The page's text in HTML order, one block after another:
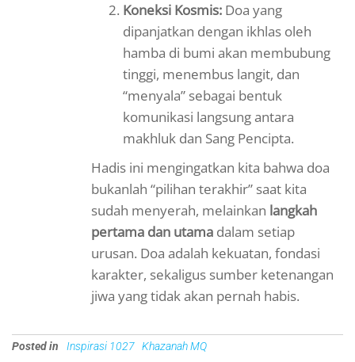
Koneksi Kosmis: Doa yang
dipanjatkan dengan ikhlas oleh
hamba di bumi akan membubung
tinggi, menembus langit, dan
“menyala” sebagai bentuk
komunikasi langsung antara
makhluk dan Sang Pencipta.
Hadis ini mengingatkan kita bahwa doa
bukanlah “pilihan terakhir” saat kita
sudah menyerah, melainkan langkah
pertama dan utama dalam setiap
urusan. Doa adalah kekuatan, fondasi
karakter, sekaligus sumber ketenangan
jiwa yang tidak akan pernah habis.
Posted in Inspirasi 1027 Khazanah MQ